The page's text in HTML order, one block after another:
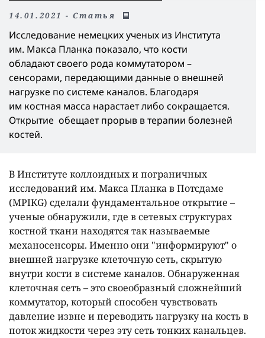
14.01.2021 - Статья
Исследование немецких ученых из Института
им. Макса Планка показало, что кости
обладают своего рода коммутатором –
сенсорами, передающими данные о внешней
нагрузке по системе каналов. Благодаря
им костная масса нарастает либо сокращается.
Открытие обещает прорыв в терапии болезней
костей.
В Институте коллоидных и пограничных
исследований им. Макса Планка в Потсдаме
(MPIKG) сделали фундаментальное открытие –
ученые обнаружили, где в сетевых структурах
костной ткани находятся так называемые
механосенсоры. Именно они "информируют" о
внешней нагрузке клеточную сеть, скрытую
внутри кости в системе каналов. Обнаруженная
клеточная сеть – это своеобразный сложнейший
коммутатор, который способен чувствовать
давление извне и переводить нагрузку на кость в
поток жидкости через эту сеть тонких канальцев.